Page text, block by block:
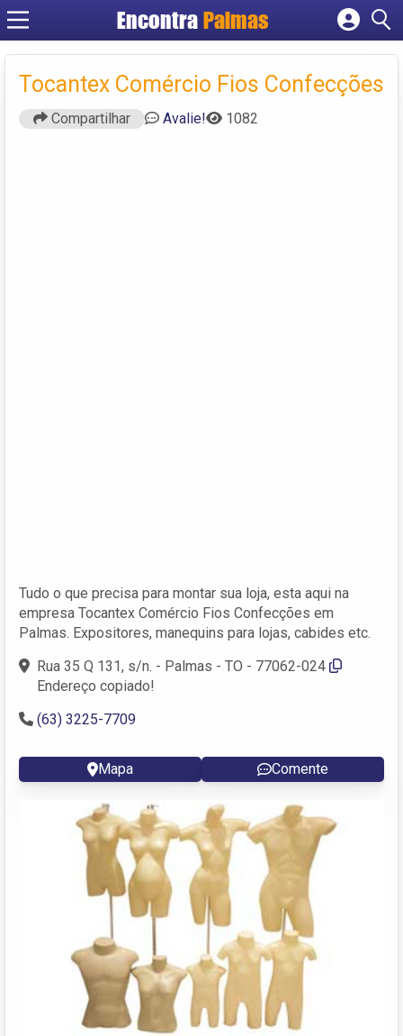
Encontra Palmas
Cadastrar empresa
Criar conta
Tocantex Comércio Fios Confecções
Compartilhar Avalie! 1082
Tudo o que precisa para montar sua loja, esta aqui na
empresa Tocantex Comércio Fios Confecções em
Palmas. Expositores, manequins para lojas, cabides etc.
Rua 35 Q 131, s/n. - Palmas - TO - 77062-024
Endereço copiado!
(63) 3225-7709
Mapa Comente